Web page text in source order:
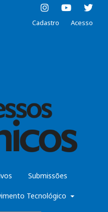
Submissões
Tecnológico
Cadastro Acesso